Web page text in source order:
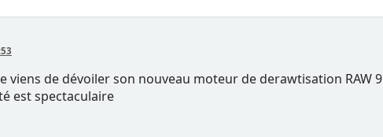
viens de dévoiler son nouveau moteur de derawtisation RAW 9
est spectaculaire